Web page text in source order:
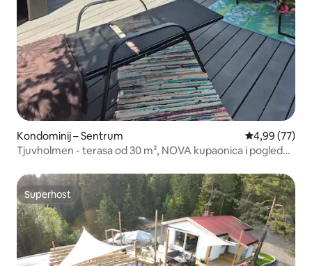
Kondominij – Sentrum Prosječna
4,99 (77)
Tjuvholmen - terasa od 30 m², NOVA kupaonica i pogled
Superhost
Superhost